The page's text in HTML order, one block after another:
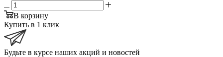
В корзину
Купить в 1 клик
Будьте в курсе наших акций и новостей